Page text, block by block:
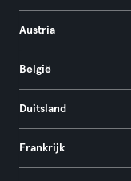
Austria
België
Duitsland
Frankrijk